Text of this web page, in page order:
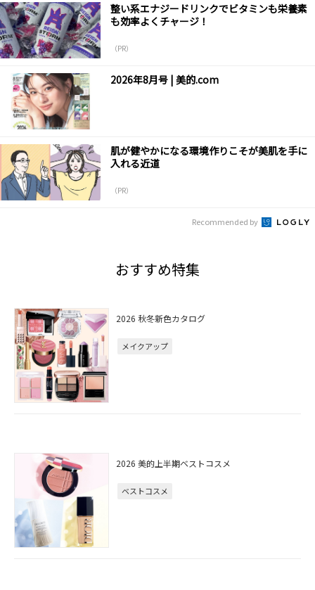
整い系エナジードリンクでビタミンも栄養素
も効率よくチャージ！
（PR）
2026年8月号 | 美的.com
肌が健やかになる環境作りこそが美肌を手に
入れる近道
（PR）
Recommended by
おすすめ特集
2026 秋冬新色カタログ
メイクアップ
2026 美的上半期ベストコスメ
ベストコスメ